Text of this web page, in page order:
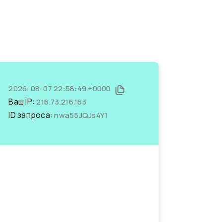
2026-08-07 22:58:49 +0000
Ваш IP:216.73.216.163
ID запроса:nwa55JQJs4Y1